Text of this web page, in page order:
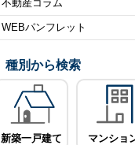
不動産コラム
WEBパンフレット
種別から検索
新築一戸建て マンショ